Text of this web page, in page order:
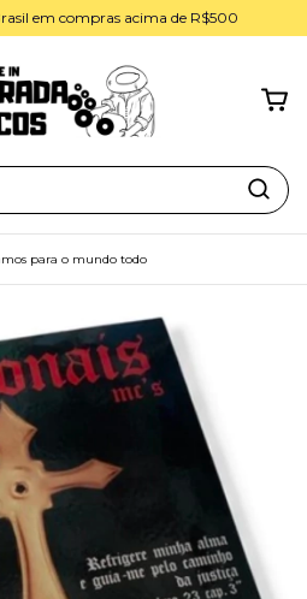
em compras acima de R$500
para o mundo todo